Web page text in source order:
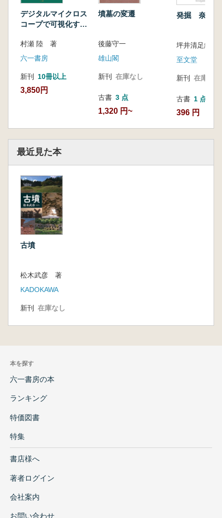
デジタルマイクロス
コープで可視化する
的研究 :附 含水居
蔵鏡図録総括編
村瀬 陸 著
六一書房
新刊 10冊以上
3,850円
墳墓の変遷
後藤守一
雄山閣
新刊 在庫なし
古書 3 点
1,320 円~
発掘 奈良
坪井清足編
至文堂
新刊 在庫なし
古書 1 点
396 円
最近見た本
古墳
松木武彦 著
KADOKAWA
新刊 在庫なし
本を探す
六一書房の本
ランキング
特価図書
特集
書店様へ
著者ログイン
会社案内
お問い合わせ